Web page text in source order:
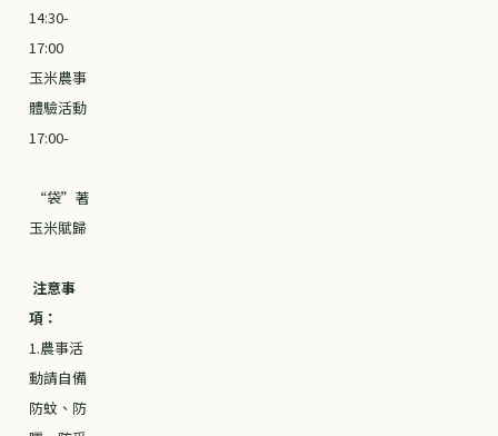
14:30-
17:00
玉米農事
體驗活動
17:00-
“袋”著
玉米賦歸
注意事
項：
1.農事活
動請自備
防蚊、防